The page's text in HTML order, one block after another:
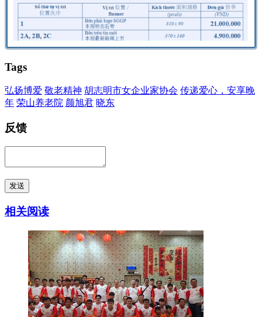
Tags
弘扬博爱 敬老精神 胡志明市女企业家协会 传递爱心，安享晚
年 荣山养老院 颜旭君 晓东
反馈
发送
相关阅读